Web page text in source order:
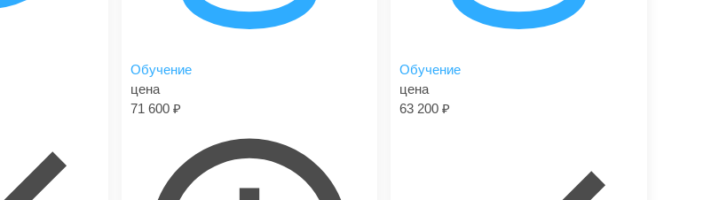
Обучение
цена
71 600
Обучение
цена
63 200